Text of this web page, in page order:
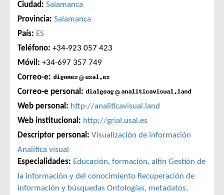
Ciudad: Salamanca
Provincia: Salamanca
País: ES
Teléfono: +34-923 057 423
Móvil: +34-697 357 749
Correo-e:
Correo-e personal:
Web personal: http://analiticavisual.land
Web institucional: http://grial.usal.es
Descriptor personal: Visualización de información
Analítica visual
Especialidades: Educación, formación, alfin Gestión de
la información y del conocimiento Recuperación de
información y búsquedas Ontologías, metadatos,